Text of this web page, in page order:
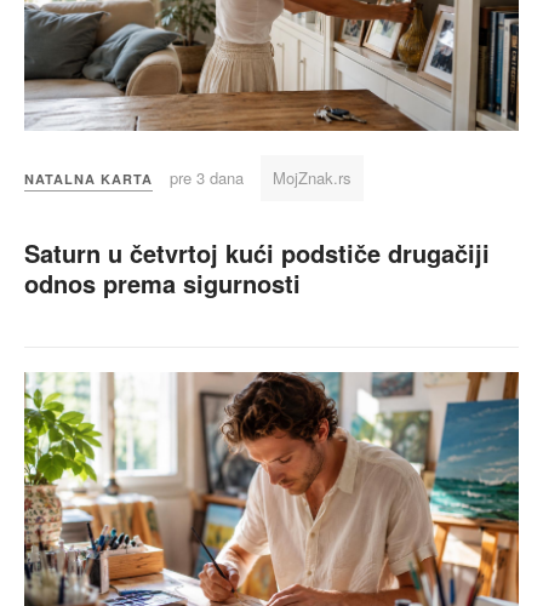
NATALNA KARTA pre 3 dana MojZnak.rs
Saturn u četvrtoj kući podstiče drugačiji
odnos prema sigurnosti